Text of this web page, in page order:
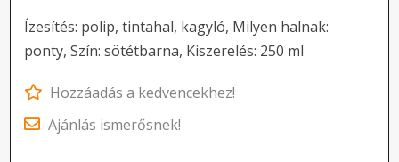
Ízesítés: polip, tintahal, kagyló, Milyen halnak:
ponty, Szín: sötétbarna, Kiszerelés: 250 ml
Hozzáadás a kedvencekhez!
Ajánlás ismerősnek!